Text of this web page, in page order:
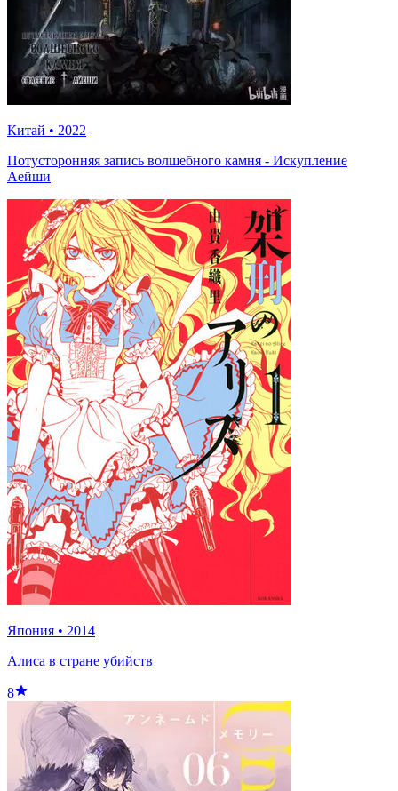
Китай • 2022
Потусторонняя запись волшебного камня - Искупление
Аейши
Япония • 2014
Алиса в стране убийств
8